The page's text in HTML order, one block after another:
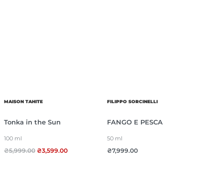
MAISON TAHITE
Tonka in the Sun
100 ml
₴5,999.00 ₴3,599.00
FILIPPO SORCINELLI
FANGO E PESCA
50 ml
₴7,999.00